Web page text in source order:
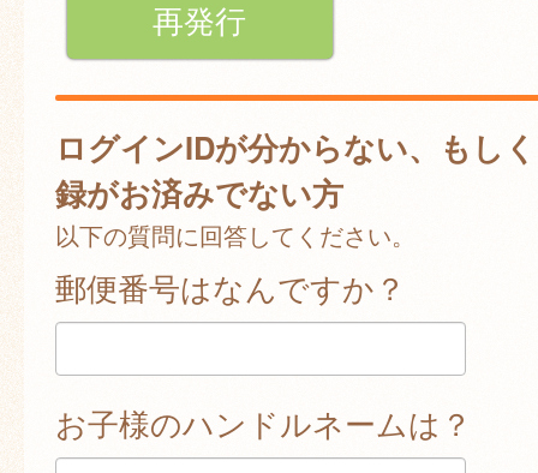
ログインIDが分からない、もし
録がお済みでない方
以下の質問に回答してください。
郵便番号はなんですか？
お子様のハンドルネームは？